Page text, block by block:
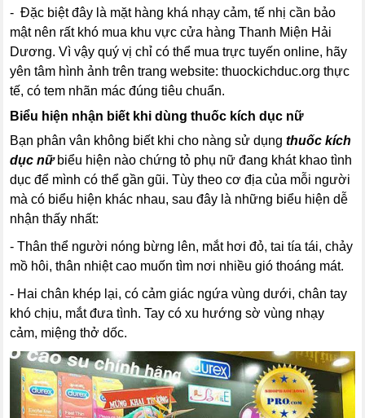
- Đặc biệt đây là mặt hàng khá nhạy cảm, tế nhị cần bảo
mật nên rất khó mua khu vực cửa hàng Thanh Miện Hải
Dương. Vì vậy quý vị chỉ có thể mua trực tuyến online, hãy
yên tâm hình ảnh trên trang website: thuockichduc.org thực
tế, có tem nhãn mác đúng tiêu chuẩn.
Biểu hiện nhận biết khi dùng thuốc kích dục nữ
Bạn phân vân không biết khi cho nàng sử dụngthuốc kích
dục nữbiểu hiện nào chứng tỏ phụ nữ đang khát khao tình
dục để mình có thể gần gũi. Tùy theo cơ địa của mỗi người
mà có biểu hiện khác nhau, sau đây là những biểu hiện dễ
nhận thấy nhất:
- Thân thể người nóng bừng lên, mắt hơi đỏ, tai tía tái, chảy
mồ hôi, thân nhiệt cao muốn tìm nơi nhiều gió thoáng mát.
- Hai chân khép lại, có cảm giác ngứa vùng dưới, chân tay
khó chịu, mắt đưa tình. Tay có xu hướng sờ vùng nhạy
cảm, miệng thở dốc.